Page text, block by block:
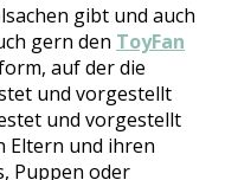
gibt und auch
gern den ToyFan
auf der die
und vorgestellt
und vorgestellt
Eltern und ihren
Puppen oder